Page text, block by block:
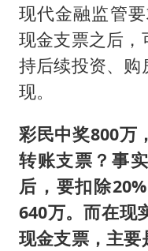
现代金融监管
现金支票之后，
持后续投资、购
现。
彩民中奖800万
转账支票？事
后，要扣除
640万。而在现
现金支票，主